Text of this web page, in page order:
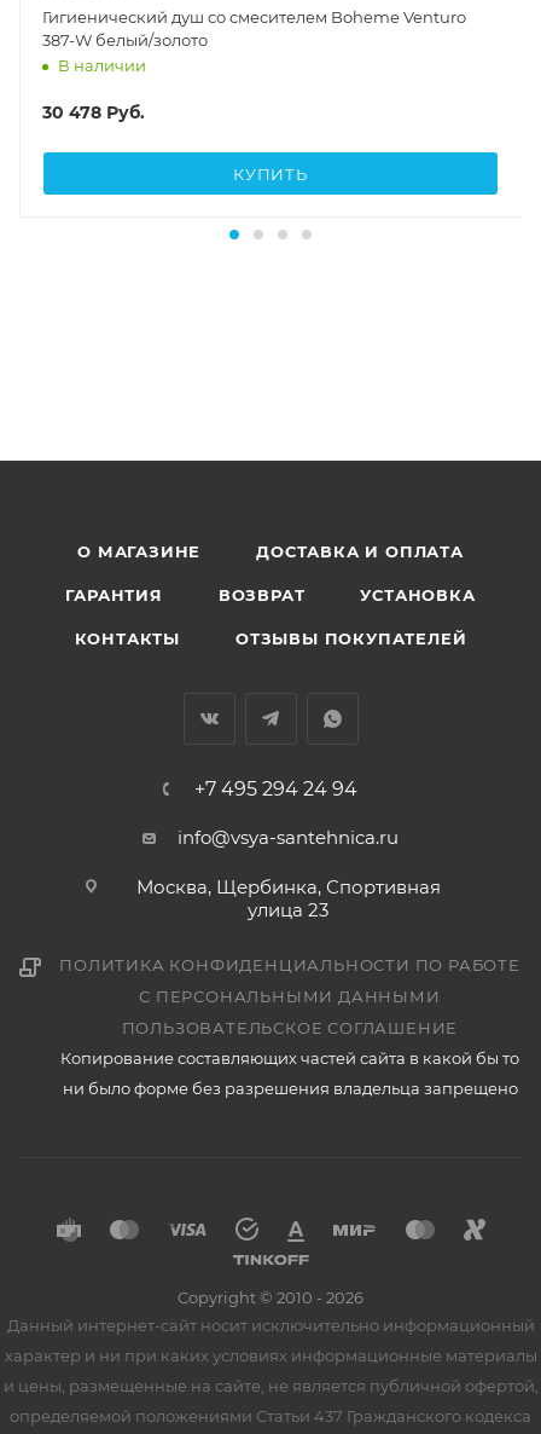
Гигиенический душ со смесителем Boheme Venturo
387-W белый/золото
В наличии
30 478 Руб.
КУПИТЬ
О МАГАЗИНЕ ДОСТАВКА И ОПЛАТА
ГАРАНТИЯ ВОЗВРАТ УСТАНОВКА
КОНТАКТЫ ОТЗЫВЫ ПОКУПАТЕЛЕЙ
+7 495 294 24 94
info@vsya-santehnica.ru
Москва, Щербинка, Спортивная
улица 23
ПОЛИТИКА КОНФИДЕНЦИАЛЬНОСТИ ПО РАБОТЕ
С ПЕРСОНАЛЬНЫМИ ДАННЫМИ
ПОЛЬЗОВАТЕЛЬСКОЕ СОГЛАШЕНИЕ
Копирование составляющих частей сайта в какой бы то
ни было форме без разрешения владельца запрещено
Copyright © 2010 - 2026
Данный интернет-сайт носит исключительно информационный
характер и ни при каких условиях информационные материалы
и цены, размещенные на сайте, не является публичной офертой,
определяемой положениями Статьи 437 Гражданского кодекса